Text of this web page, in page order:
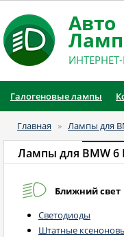
Авто
Галогеновые лампы
Главная » Лампы для
Лампы для BMW 6
Ближний свет
Светодиоды
Штатные